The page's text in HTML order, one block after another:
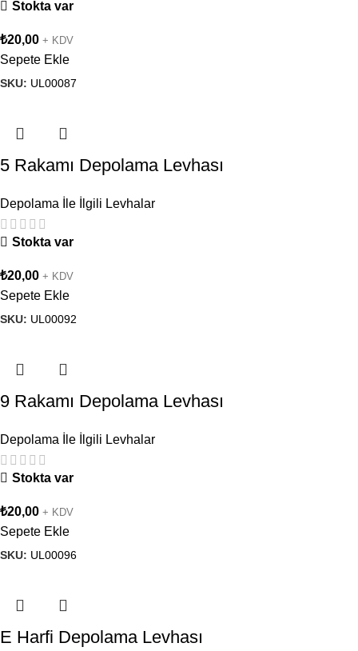
Stokta var
₺20,00 + KDV
Sepete Ekle
SKU: UL00087
5 Rakamı Depolama Levhası
Depolama İle İlgili Levhalar
Stokta var
₺20,00 + KDV
Sepete Ekle
SKU: UL00092
9 Rakamı Depolama Levhası
Depolama İle İlgili Levhalar
Stokta var
₺20,00 + KDV
Sepete Ekle
SKU: UL00096
E Harfi Depolama Levhası